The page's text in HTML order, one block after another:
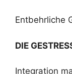
Entbehrliche
DIE
Integration